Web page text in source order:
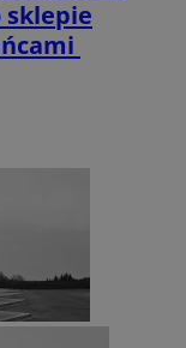
sklepie